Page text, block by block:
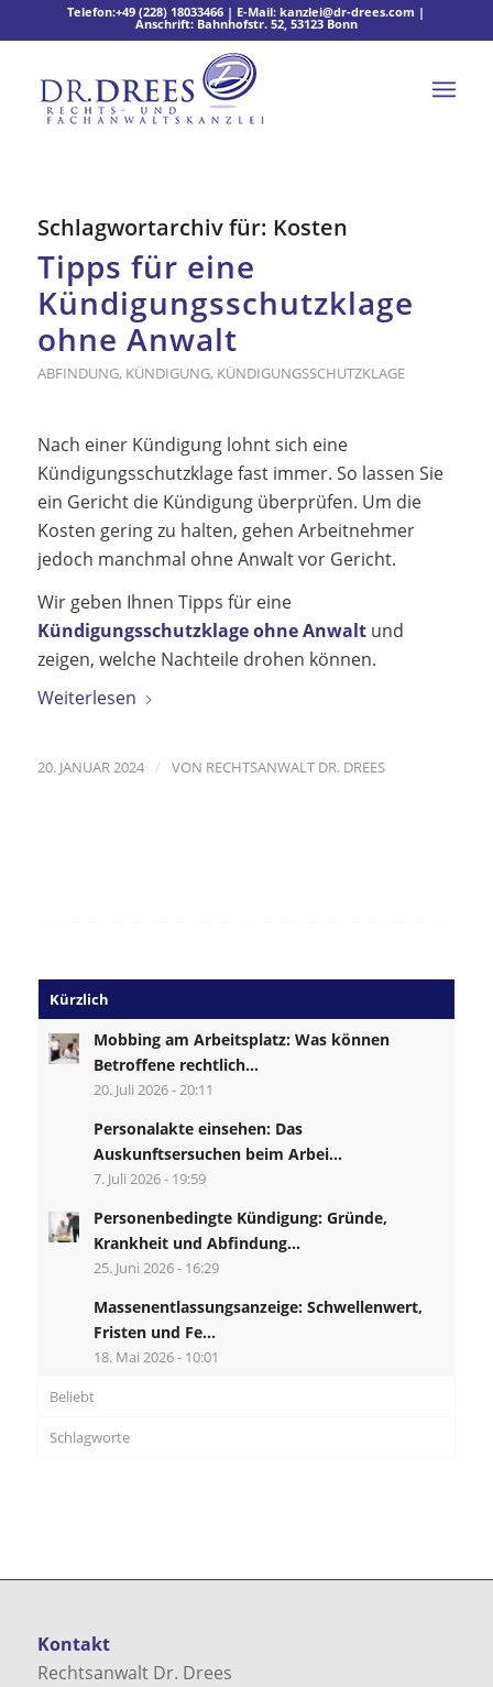
Telefon:+49 (228) 18033466 | E-Mail:kanzlei@dr-drees.com |
Anschrift: Bahnhofstr. 52, 53123 Bonn
Schlagwortarchiv für: Kosten
Tipps für eine
Kündigungsschutzklage
ohne Anwalt
ABFINDUNG, KÜNDIGUNG, KÜNDIGUNGSSCHUTZKLAGE
Nach einer Kündigung lohnt sich eine
Kündigungsschutzklage fast immer. So lassen Sie
ein Gericht die Kündigung überprüfen. Um die
Kosten gering zu halten, gehen Arbeitnehmer
jedoch manchmal ohne Anwalt vor Gericht.
Wir geben Ihnen Tipps für eine
Kündigungsschutzklage ohne Anwaltund
zeigen, welche Nachteile drohen können.
Weiterlesen
20. JANUAR 2024 / VON RECHTSANWALT DR. DREES
Kürzlich
Mobbing am Arbeitsplatz: Was können
Betroffene rechtlich...
20. Juli 2026 - 20:11
Personalakte einsehen: Das
Auskunftsersuchen beim Arbei...
7. Juli 2026 - 19:59
Personenbedingte Kündigung: Gründe,
Krankheit und Abfindung...
25. Juni 2026 - 16:29
Massenentlassungsanzeige: Schwellenwert,
Fristen und Fe...
18. Mai 2026 - 10:01
Beliebt
Schlagworte
Kontakt
Rechtsanwalt Dr. Drees